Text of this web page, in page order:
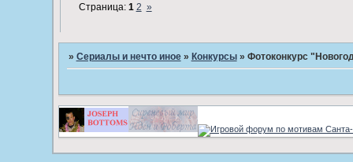
Страница: 1 2 »
» Сериалы и нечто иное » Конкурсы » Фотоконкурс